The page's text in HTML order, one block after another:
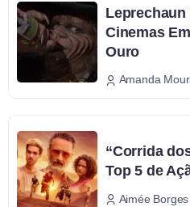
Leprechaun
Cinemas
Ouro
Amanda
“Corrida
Top 5 de
Aimée Borges